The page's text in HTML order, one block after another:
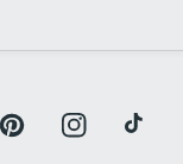
PinterestInstagramTikTok